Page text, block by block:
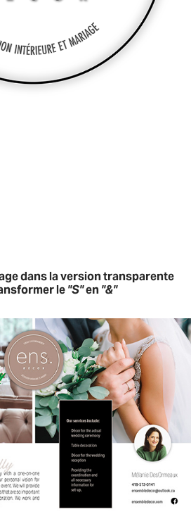
dans la version transparente
le''S''en ''&''